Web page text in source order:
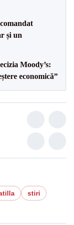
și un
Moody’s:
economică”
stiri